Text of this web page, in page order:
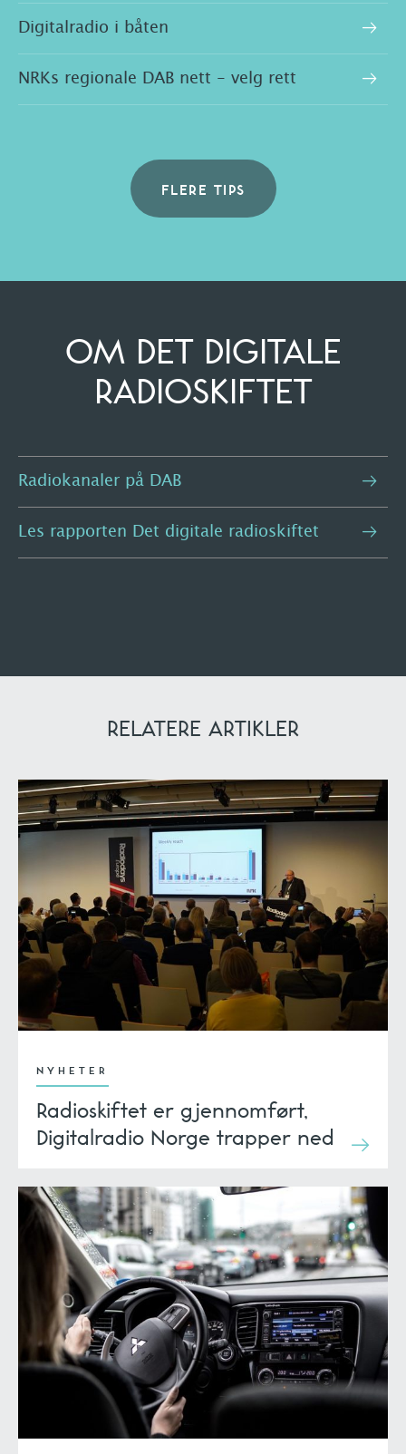
Digitalradio i båten
NRKs regionale DAB nett - velg rett
FLERE TIPS
OM DET DIGITALE
RADIOSKIFTET
Radiokanaler på DAB
Les rapporten Det digitale radioskiftet
RELATERE ARTIKLER
NYHETER
Radioskiftet er gjennomført,
Digitalradio Norge trapper ned